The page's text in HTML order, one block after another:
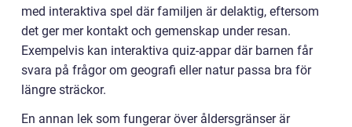
med interaktiva spel där familjen är delaktig, eftersom
det ger mer kontakt och gemenskap under resan.
Exempelvis kan interaktiva quiz-appar där barnen får
svara på frågor om geografi eller natur passa bra för
längre sträckor.
En annan lek som fungerar över åldersgränser är